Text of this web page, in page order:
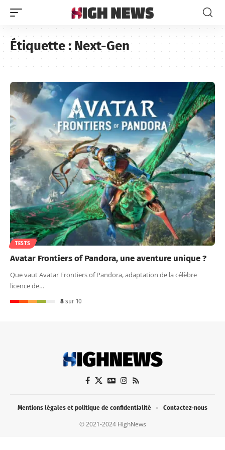
Étiquette :Next-Gen
TESTS
Avatar Frontiers of Pandora, une aventure unique ?
Que vaut Avatar Frontiers of Pandora, adaptation de la célèbre
licence de…
8 sur 10
© 2021-2024 HighNews
Mentions légales et politique de confidentialité Contactez-nous